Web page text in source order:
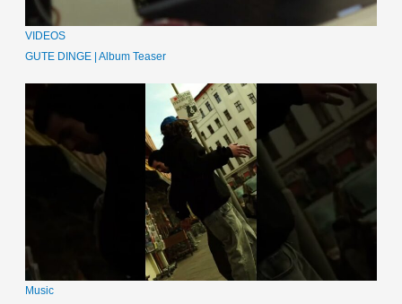
VIDEOS
GUTE DINGE | Album Teaser
Music